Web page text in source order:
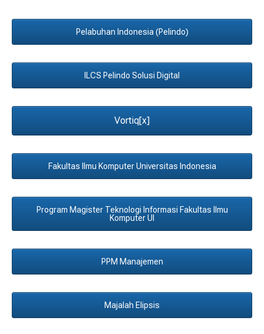
Pelabuhan Indonesia (Pelindo)
ILCS Pelindo Solusi Digital
Vortiq[x]
Fakultas Ilmu Komputer Universitas Indonesia
Program Magister Teknologi Informasi Fakultas Ilmu
Komputer UI
PPM Manajemen
Majalah Elipsis